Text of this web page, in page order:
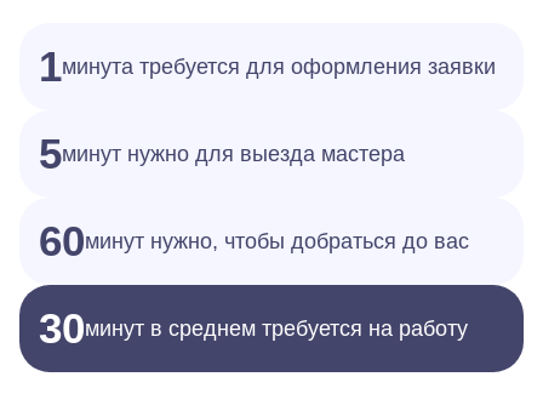
1минута требуется для оформления заявки
5минут нужно для выезда мастера
60минут нужно, чтобы добраться до вас
30минут в среднем требуется на работу